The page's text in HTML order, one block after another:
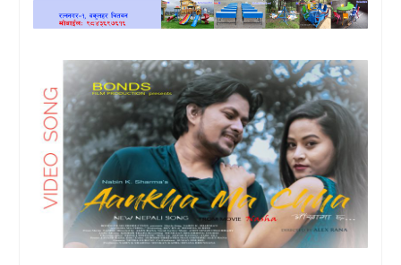
खेलकुद
प्रवास/
विश्व
स्वास्थ्य/
रोचक